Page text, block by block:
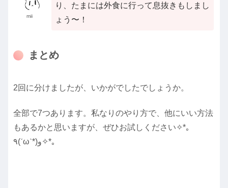
mii
り、たまには外食に行って息抜きもしまし
ょう〜！
まとめ
2回に分けましたが、いかがでしたでしょうか。
全部で7つあります。私なりのやり方で、他にいい方法
もあるかと思いますが、ぜひお試しください✧*｡
٩(ˊωˋ*)و✧*｡